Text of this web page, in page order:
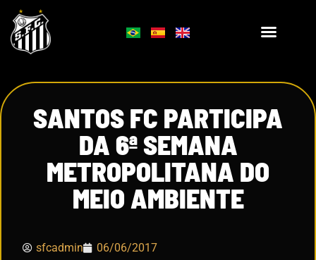
SANTOS FC PARTICIPA
DA 6ª SEMANA
METROPOLITANA DO
MEIO AMBIENTE
sfcadmin 06/06/2017